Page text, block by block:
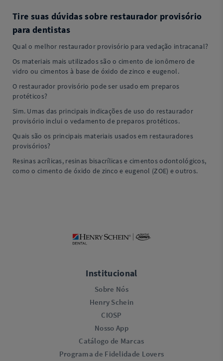
Tire suas dúvidas sobre restaurador provisório
para dentistas
Qual o melhor restaurador provisório para vedação intracanal?
Os materiais mais utilizados são o cimento de ionômero de
vidro ou cimentos à base de óxido de zinco e eugenol.
O restaurador provisório pode ser usado em preparos
protéticos?
Sim. Umas das principais indicações de uso do restaurador
provisório inclui o vedamento de preparos protéticos.
Quais são os principais materiais usados em restauradores
provisórios?
Resinas acrílicas, resinas bisacrílicas e cimentos odontológicos,
como o cimento de óxido de zinco e eugenol (ZOE) e outros.
Institucional
Sobre Nós
Henry Schein
CIOSP
Nosso App
Catálogo de Marcas
Programa de Fidelidade Lovers​